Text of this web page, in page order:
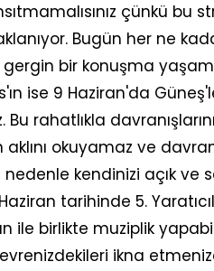
çünkü bu
Bugün her ne
bir konuşma
ise 9 Haziran'da
Bu rahatlıkla
okuyamaz ve
nedenle kendinizi açık
Haziran tarihinde 5.
ile birlikte muziplik
ikna